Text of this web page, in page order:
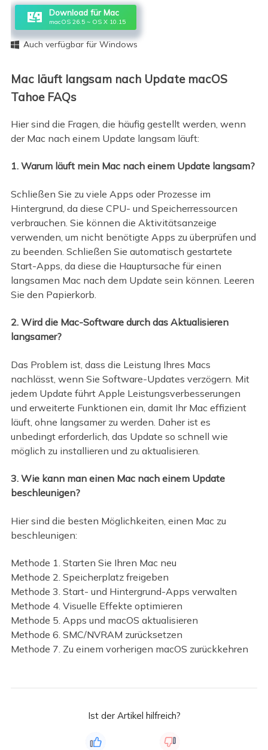
Download für Mac
macOS 26.5 ~ OS X 10.15
 Auch verfügbar für Windows
Mac läuft langsam nach Update macOS
Tahoe FAQs
Hier sind die Fragen, die häufig gestellt werden, wenn
der Mac nach einem Update langsam läuft:
1. Warum läuft mein Mac nach einem Update langsam?
Schließen Sie zu viele Apps oder Prozesse im
Hintergrund, da diese CPU- und Speicherressourcen
verbrauchen. Sie können die Aktivitätsanzeige
verwenden, um nicht benötigte Apps zu überprüfen und
zu beenden. Schließen Sie automatisch gestartete
Start-Apps, da diese die Hauptursache für einen
langsamen Mac nach dem Update sein können. Leeren
Sie den Papierkorb.
2. Wird die Mac-Software durch das Aktualisieren
langsamer?
Das Problem ist, dass die Leistung Ihres Macs
nachlässt, wenn Sie Software-Updates verzögern. Mit
jedem Update führt Apple Leistungsverbesserungen
und erweiterte Funktionen ein, damit Ihr Mac effizient
läuft, ohne langsamer zu werden. Daher ist es
unbedingt erforderlich, das Update so schnell wie
möglich zu installieren und zu aktualisieren.
3. Wie kann man einen Mac nach einem Update
beschleunigen?
Hier sind die besten Möglichkeiten, einen Mac zu
beschleunigen:
Methode 1. Starten Sie Ihren Mac neu
Methode 2. Speicherplatz freigeben
Methode 3. Start- und Hintergrund-Apps verwalten
Methode 4. Visuelle Effekte optimieren
Methode 5. Apps und macOS aktualisieren
Methode 6. SMC/NVRAM zurücksetzen
Methode 7. Zu einem vorherigen macOS zurückkehren
Ist der Artikel hilfreich?